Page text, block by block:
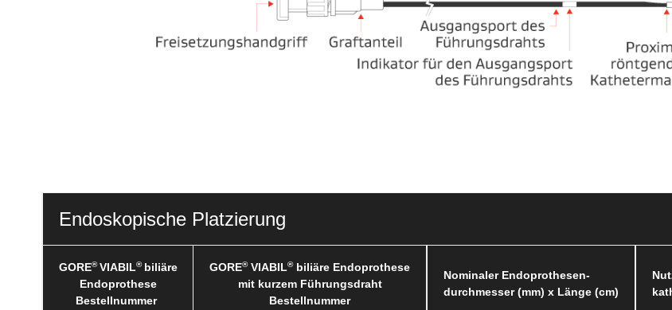
Endoskopische Platzierung
GORE®VIABIL®biliäre
Endoprothese
Bestellnummer
GORE®VIABIL®biliäre Endoprothese
mit kurzem Führungsdraht
Bestellnummer
Nominaler Endoprothesen-
durchmesser (mm) x Länge (cm)